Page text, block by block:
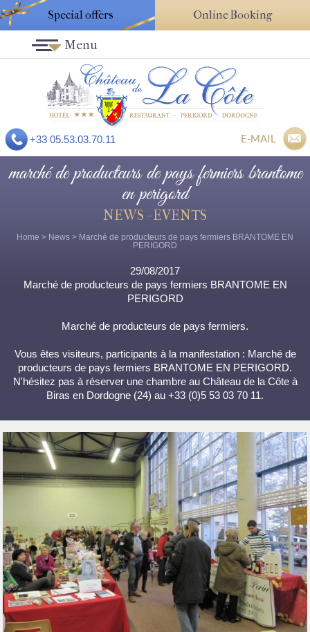
Special offers Online Booking
+33 05.53.03.70.11 E-MAIL
Menu
marché de producteurs de pays fermiers brantome
en perigord
NEWS - EVENTS
Home > News > Marché de producteurs de pays fermiers BRANTOME EN
PERIGORD
29/08/2017
Marché de producteurs de pays fermiers BRANTOME EN
PERIGORD
Marché de producteurs de pays fermiers.
Vous êtes visiteurs, participants à la manifestation : Marché de
producteurs de pays fermiers BRANTOME EN PERIGORD.
N'hésitez pas à réserver une chambre au Château de la Côte à
Biras en Dordogne (24) au +33 (0)5 53 03 70 11.